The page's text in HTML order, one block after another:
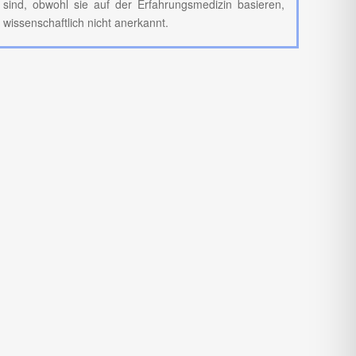
sind, obwohl sie auf der Erfahrungsmedizin basieren,
wissenschaftlich nicht anerkannt.